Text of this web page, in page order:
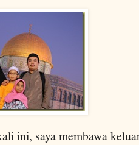
ini, saya membawa